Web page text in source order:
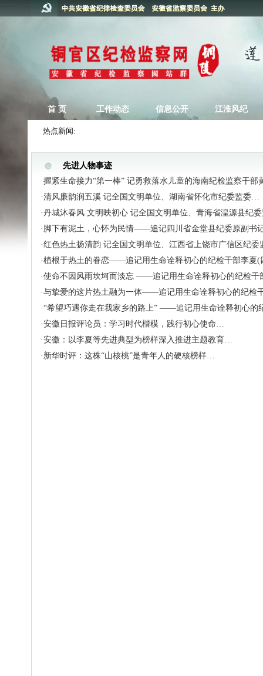
首 页 工作动态 信息公开 江淮风纪
热点新闻:
先进人物事迹
·握紧生命接力“第一棒” 记勇救落水儿童的海南纪检监察干
·清风廉韵润五溪 记全国文明单位、湖南省怀化市纪委监委…
·丹城沐春风 文明映初心 记全国文明单位、青海省湟源县纪
·脚下有泥土，心怀为民情——追记四川省金堂县纪委原副书
·红色热土扬清韵 记全国文明单位、江西省上饶市广信区纪
·植根于热土的眷恋——追记用生命诠释初心的纪检干部李夏
·使命不因风雨坎坷而淡忘 ——追记用生命诠释初心的纪检
·与挚爱的这片热土融为一体——追记用生命诠释初心的纪检
·“希望巧遇你走在我家乡的路上” ——追记用生命诠释初心
·安徽日报评论员：学习时代楷模，践行初心使命…
·安徽：以李夏等先进典型为榜样深入推进主题教育…
·新华时评：这株“山核桃”是青年人的硬核榜样…